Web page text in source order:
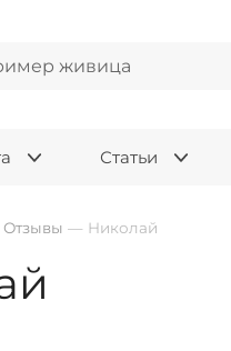
Статьи
Отзывы — Николай